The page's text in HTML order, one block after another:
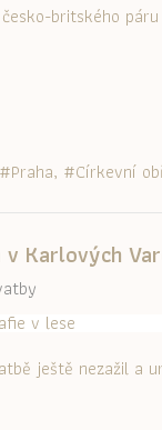
britského
Praha Církevní
Karlových
ještě nezažil a